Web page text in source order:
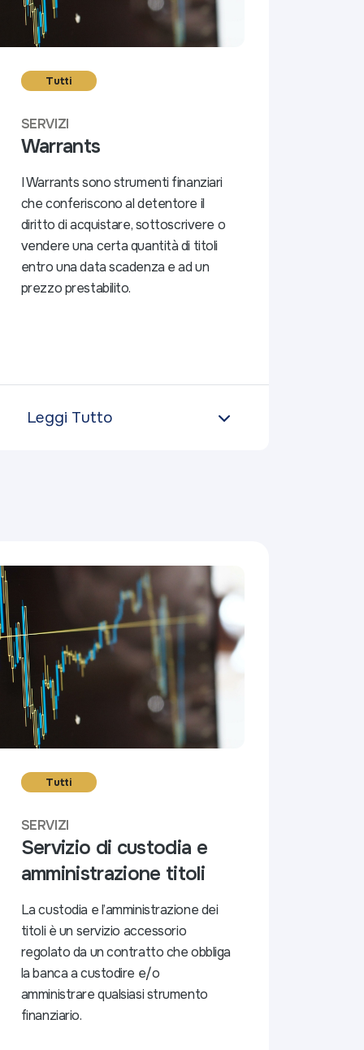
Tutti
SERVIZI
Warrants
I Warrants sono strumenti finanziari
che conferiscono al detentore il
diritto di acquistare, sottoscrivere o
vendere una certa quantità di titoli
entro una data scadenza e ad un
prezzo prestabilito.
Leggi Tutto
Tutti
SERVIZI
Servizio di custodia e
amministrazione titoli
La custodia e l’amministrazione dei
titoli è un servizio accessorio
regolato da un contratto che obbliga
la banca a custodire e/o
amministrare qualsiasi strumento
finanziario.